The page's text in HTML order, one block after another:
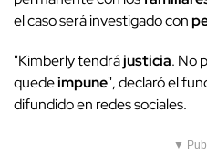
el caso será investigado con
"Kimberly tendrájusticia. No
quedeimpune", declaró el
difundido en redes sociales.
▼